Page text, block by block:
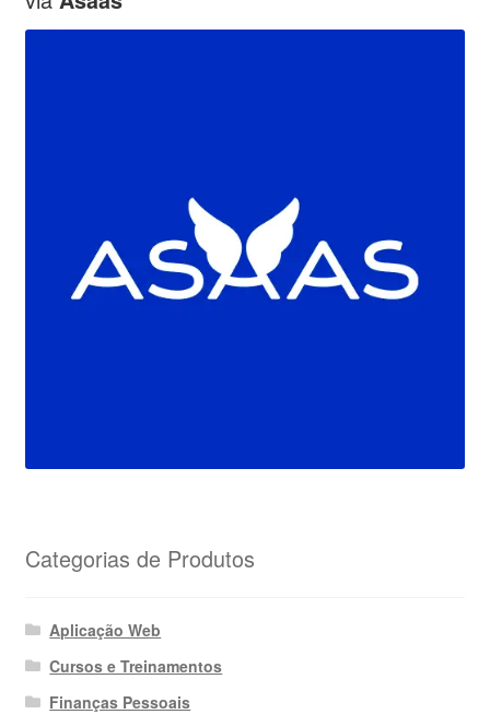
Categorias de Produtos
Aplicação Web
Cursos e Treinamentos
Finanças Pessoais